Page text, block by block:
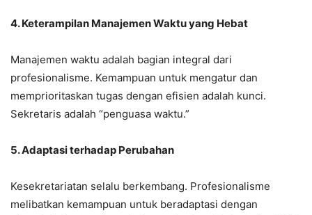
4. Keterampilan Manajemen Waktu yang Hebat
Manajemen waktu adalah bagian integral dari
profesionalisme. Kemampuan untuk mengatur dan
memprioritaskan tugas dengan efisien adalah kunci.
Sekretaris adalah “penguasa waktu.”
5. Adaptasi terhadap Perubahan
Kesekretariatan selalu berkembang. Profesionalisme
melibatkan kemampuan untuk beradaptasi dengan